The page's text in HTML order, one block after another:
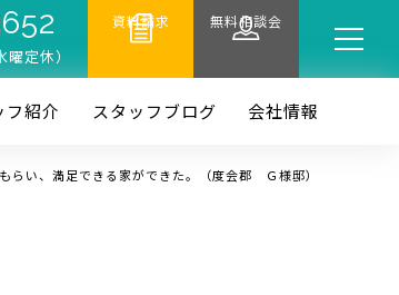
定休）
資料請求 無料相談会
フ紹介 スタッフブログ 会社情報
らい、満足できる家ができた。（度会郡 Ｇ様邸）